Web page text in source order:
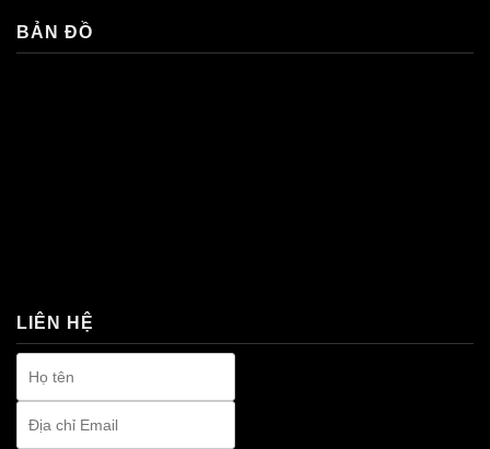
BẢN ĐỒ
LIÊN HỆ